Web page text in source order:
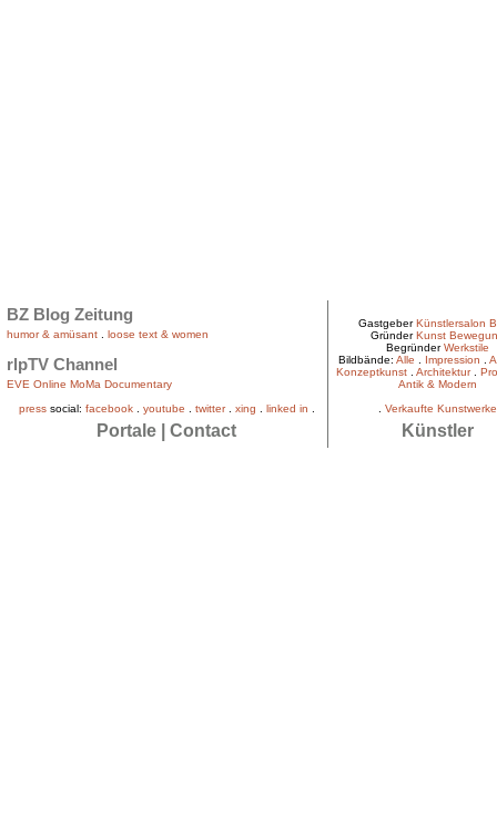
BZ Blog Zeitung
humor & amüsant loose text & women
rlpTV Channel
EVE Online MoMa Documentary
presssocial: facebook. youtube twitter. xing linked in
Portale Contact
GastgeberKünstlersalon
GründerKunst
BegründerWerkstile
Bildbände: Alle Impression
Konzeptkunst. Architektur.
Antik & Modern
Verkaufte Kunstwerke
Künstler